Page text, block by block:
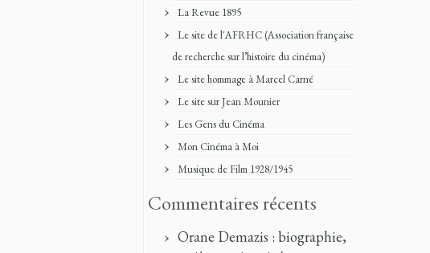
La Revue 1895
Le site de l'AFRHC (Association française
de recherche sur l’histoire du cinéma)
Le site hommage à Marcel Carné
Le site sur Jean Mounier
Les Gens du Cinéma
Mon Cinéma à Moi
Musique de Film 1928/1945
Commentaires récents
Orane Demazis : biographie,